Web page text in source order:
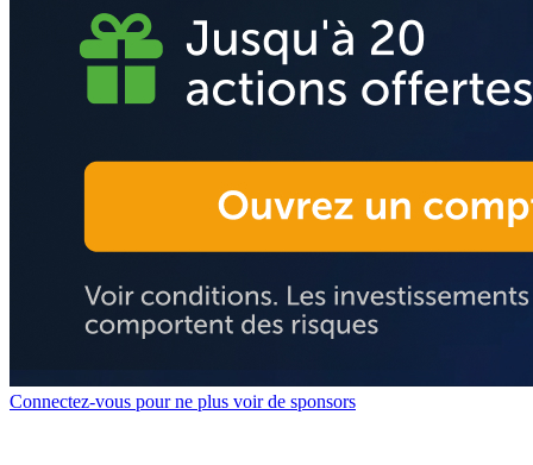
Connectez-vous pour ne plus voir de sponsors